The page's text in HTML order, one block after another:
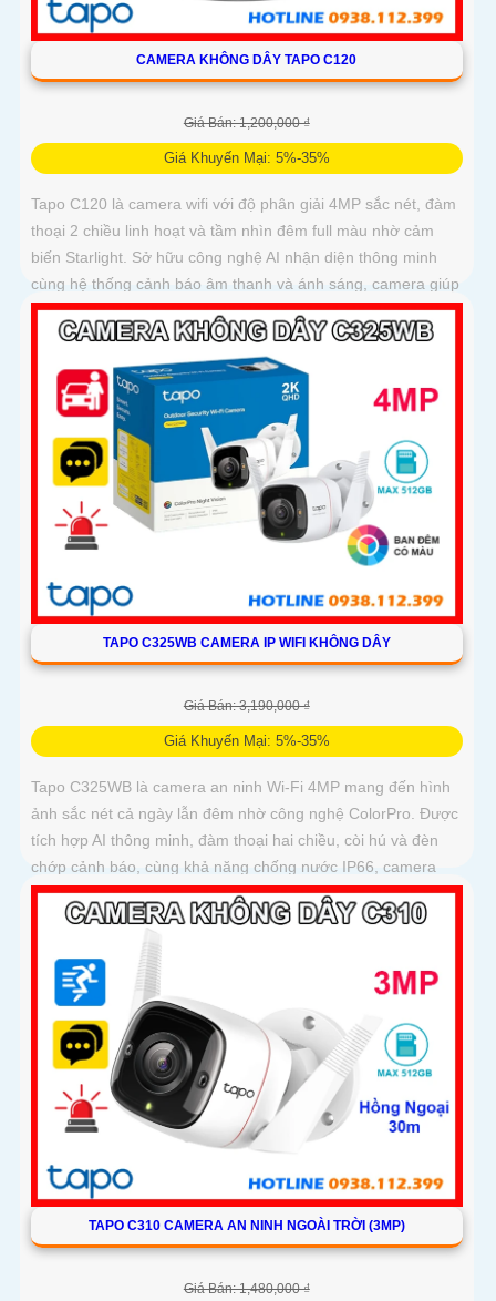
CAMERA KHÔNG DÂY TAPO C120
Giá Bán: 1,200,000 ₫
Giá Khuyến Mại: 5%-35%
Tapo C120 là camera wifi với độ phân giải 4MP sắc nét, đàm
thoại 2 chiều linh hoạt và tầm nhìn đêm full màu nhờ cảm
biến Starlight. Sở hữu công nghệ AI nhận diện thông minh
cùng hệ thống cảnh báo âm thanh và ánh sáng, camera giúp
bạn bảo vệ ngôi nhà 24/7 một cách chủ động
TAPO C325WB CAMERA IP WIFI KHÔNG DÂY
Giá Bán: 3,190,000 ₫
Giá Khuyến Mại: 5%-35%
Tapo C325WB là camera an ninh Wi-Fi 4MP mang đến hình
ảnh sắc nét cả ngày lẫn đêm nhờ công nghệ ColorPro. Được
tích hợp AI thông minh, đàm thoại hai chiều, còi hú và đèn
chớp cảnh báo, cùng khả năng chống nước IP66, camera
sẵn sàng bảo vệ ngôi nhà bạn trong mọi điều kiện thời tiết
TAPO C310 CAMERA AN NINH NGOÀI TRỜI (3MP)
Giá Bán: 1,480,000 ₫